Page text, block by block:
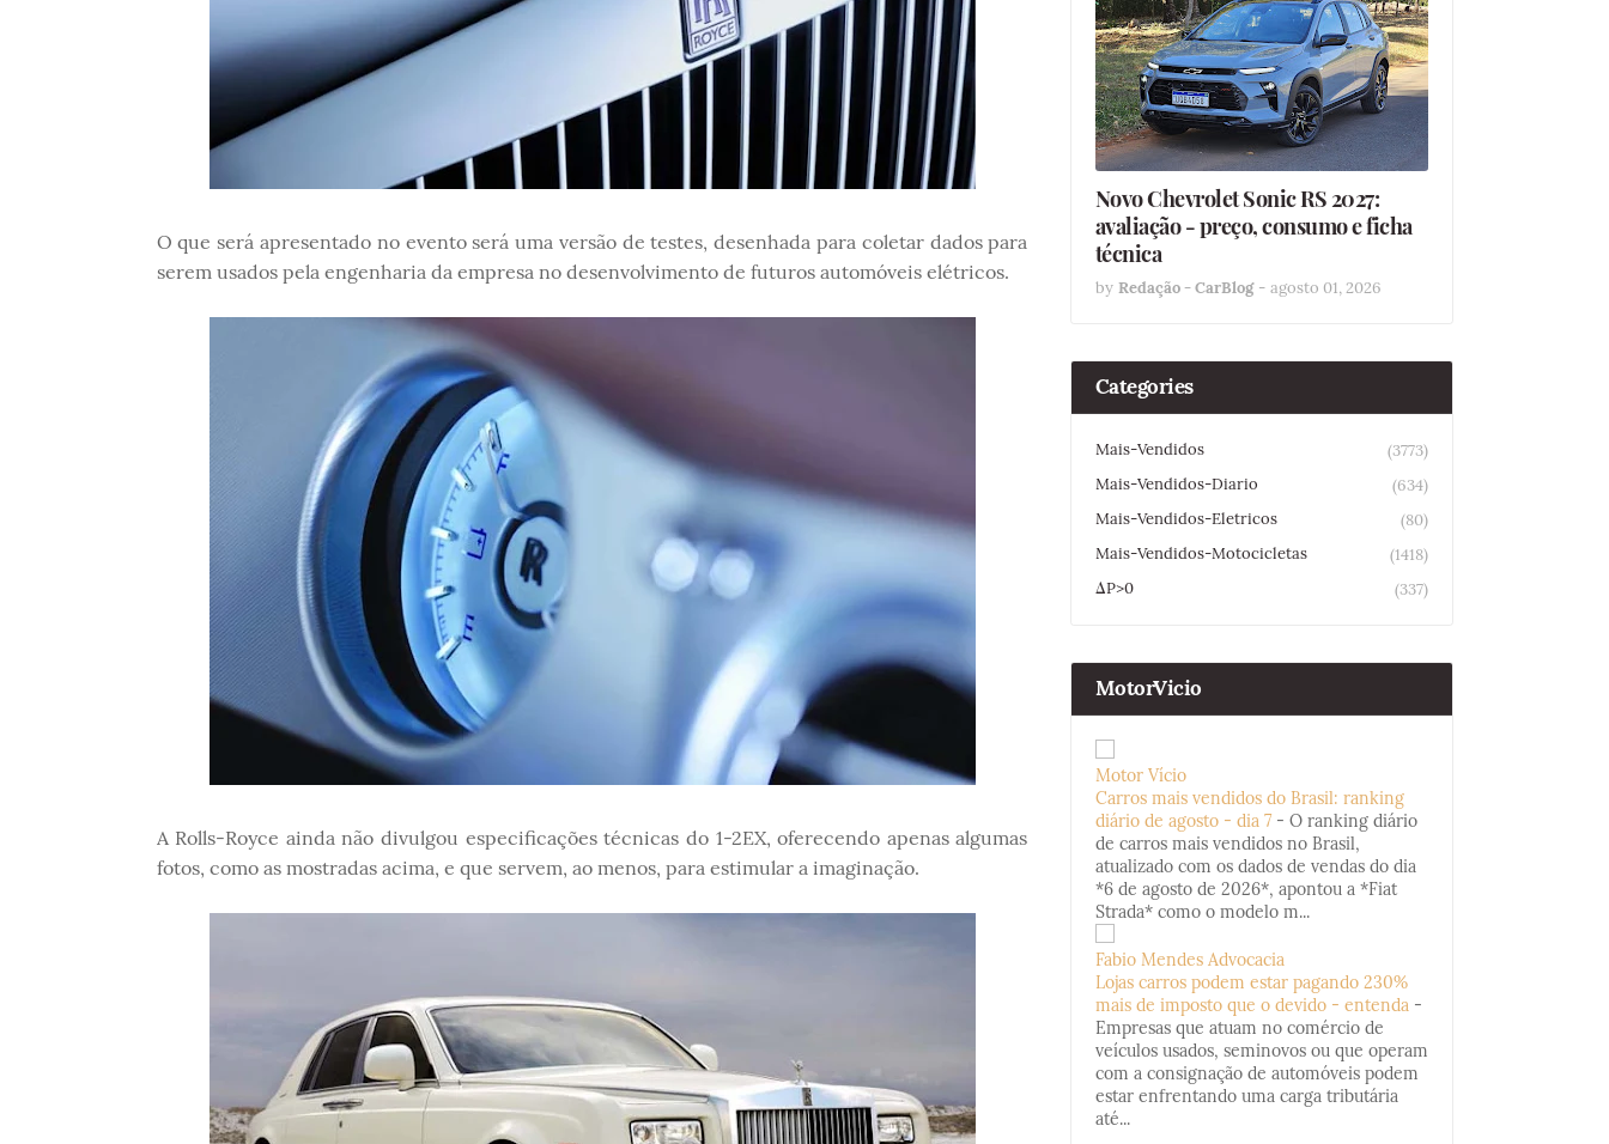
O que será apresentado no evento será uma versão de testes, desenhada para coletar dados para
serem usados pela engenharia da empresa no desenvolvimento de futuros automóveis elétricos.
A Rolls-Royce ainda não divulgou especificações técnicas do 1-2EX, oferecendo apenas algumas
fotos, como as mostradas acima, e que servem, ao menos, para estimular a imaginação.
Novo Chevrolet Sonic RS 2027:
avaliação - preço, consumo e ficha
técnica
by Redação - CarBlog - agosto 01, 2026
Categories
Mais-Vendidos
(3773)
Mais-Vendidos-Diario
(634)
Mais-Vendidos-Eletricos
(80)
Mais-Vendidos-Motocicletas
(1418)
ΔP>0
(337)
MotorVicio
Motor Vício
Carros mais vendidos do Brasil: ranking
diário de agosto - dia 7 - O ranking diário
de carros mais vendidos no Brasil,
atualizado com os dados de vendas do dia
*6 de agosto de 2026*, apontou a *Fiat
Strada* como o modelo m...
Fabio Mendes Advocacia
Lojas carros podem estar pagando 230%
mais de imposto que o devido - entenda -
Empresas que atuam no comércio de
veículos usados, seminovos ou que operam
com a consignação de automóveis podem
estar enfrentando uma carga tributária
até...